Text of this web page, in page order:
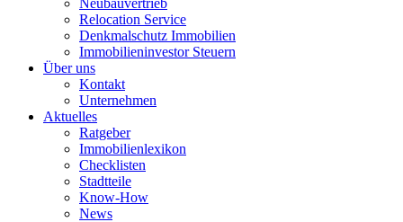
Neubauvertrieb
Relocation Service
Denkmalschutz Immobilien
Immobilieninvestor Steuern
Über uns
Kontakt
Unternehmen
Aktuelles
Ratgeber
Immobilienlexikon
Checklisten
Stadtteile
Know-How
News